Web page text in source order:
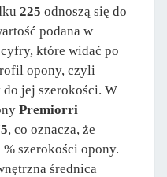
225 odnoszą się do
podana w
które widać po
opony, czyli
jej szerokości. W
Premiorri
, co oznacza, że
szerokości opony.
średnica